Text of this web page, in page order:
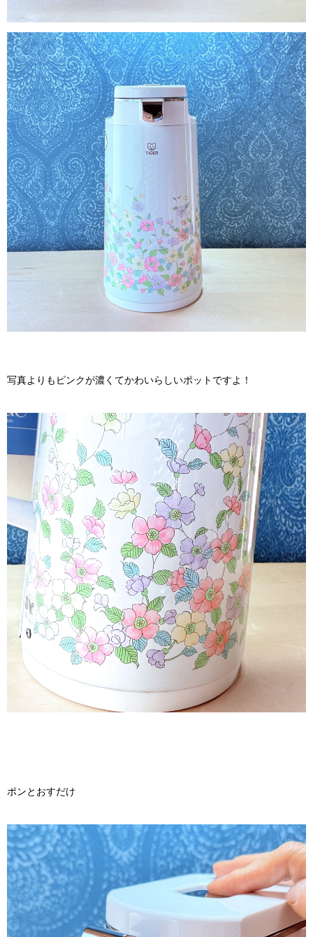
写真よりもピンクが濃くてかわいらしいポットですよ！
ポンとおすだけ